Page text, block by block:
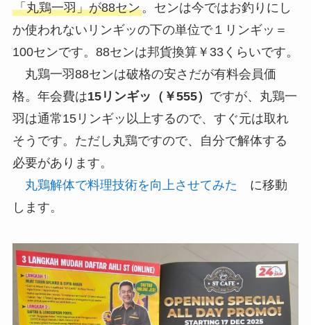
「丸鶏一羽」が88セン。センは今ではお釣りにし
か使われないリンギッの下の単位で１リンギッ＝
100センです。88センは邦貨換算￥33くらいです。
丸鶏一羽88センは破格の安さだが有料会員価
格。年会費は15リンギッ（￥555） ですが、丸鶏一
羽は通常15リンギッ以上するので、すぐ元は取れ
そうです。ただし丸鶏ですので、自分で解体する
必要があります。
丸鶏解体で料理技術を向上させてみた に移動
します。